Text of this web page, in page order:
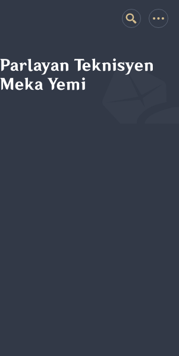
Parlayan Teknisyen
Meka Yemi